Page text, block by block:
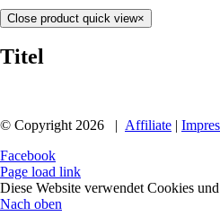
Close product quick view×
Titel
© Copyright 2026 | Affiliate |
Facebook
Page load link
Diese Website verwendet Cookies
Nach oben